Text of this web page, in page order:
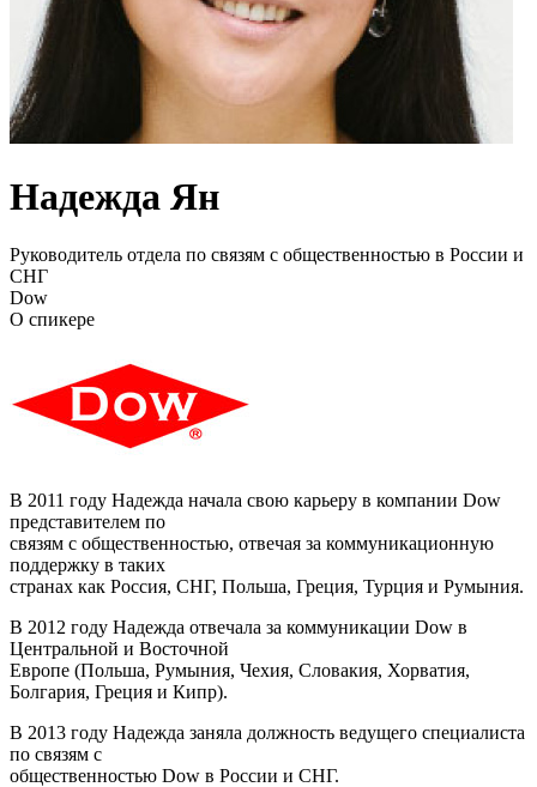
Надежда Ян
Руководитель отдела по связям с общественностью в России и
СНГ
Dow
О спикере
В 2011 году Надежда начала свою карьеру в компании Dow
представителем по
связям с общественностью, отвечая за коммуникационную
поддержку в таких
странах как Россия, СНГ, Польша, Греция, Турция и Румыния.
В 2012 году Надежда отвечала за коммуникации Dow в
Центральной и Восточной
Европе (Польша, Румыния, Чехия, Словакия, Хорватия,
Болгария, Греция и Кипр).
В 2013 году Надежда заняла должность ведущего специалиста
по связям с
общественностью Dow в России и СНГ.